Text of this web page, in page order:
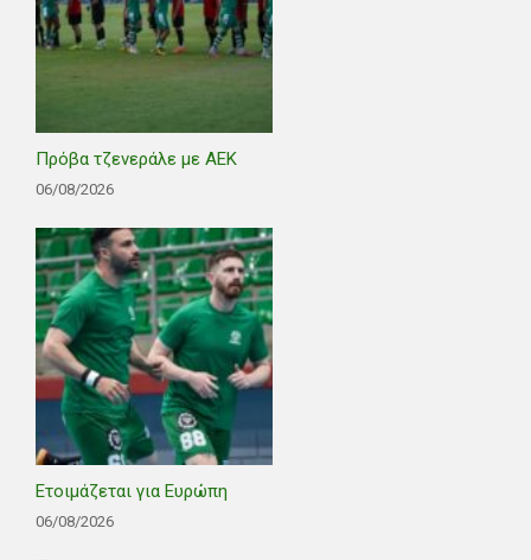
Πρόβα τζενεράλε με ΑΕΚ
06/08/2026
Ετοιμάζεται για Ευρώπη
06/08/2026